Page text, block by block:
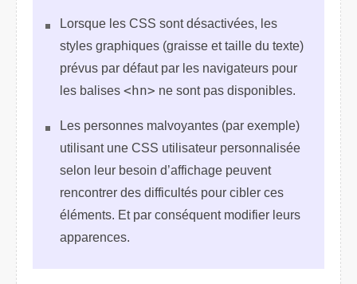
Lorsque les CSS sont désactivées, les
styles graphiques (graisse et taille du texte)
prévus par défaut par les navigateurs pour
les balises <hn> ne sont pas disponibles.
Les personnes malvoyantes (par exemple)
utilisant une CSS utilisateur personnalisée
selon leur besoin d’affichage peuvent
rencontrer des difficultés pour cibler ces
éléments. Et par conséquent modifier leurs
apparences.